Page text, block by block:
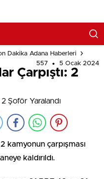
Dakika Adana Haberleri
557
5 Ocak 2024
Çarpıştı: 2
kamyonun çarpışması
kaldırıldı.